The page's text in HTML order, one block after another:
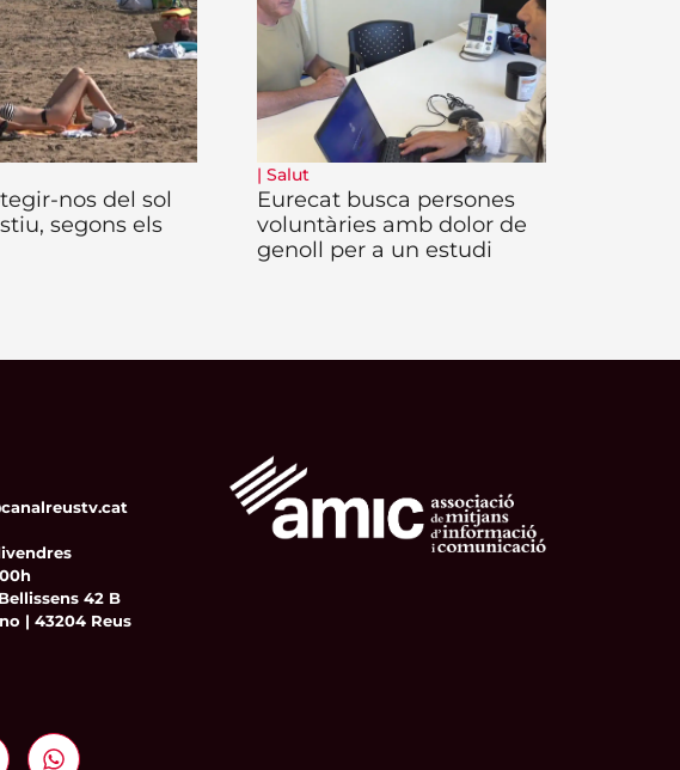
nos del sol
segons els
| Salut
Eurecat busca persones
voluntàries amb dolor de
genoll per a un estudi
42 B
| 43204 Reus